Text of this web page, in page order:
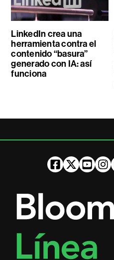
LinkedIn crea una
herramienta contra el
contenido “basura”
generado con IA: así
funciona